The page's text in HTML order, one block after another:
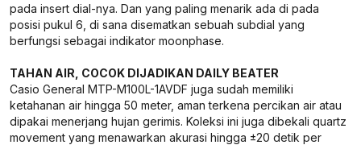
pada insert dial-nya. Dan yang paling menarik ada di pada
posisi pukul 6, di sana disematkan sebuah subdial yang
berfungsi sebagai indikator moonphase.
TAHAN AIR, COCOK DIJADIKAN DAILY BEATER
Casio General MTP-M100L-1AVDF juga sudah memiliki
ketahanan air hingga 50 meter, aman terkena percikan air atau
dipakai menerjang hujan gerimis. Koleksi ini juga dibekali quartz
movement yang menawarkan akurasi hingga ±20 detik per